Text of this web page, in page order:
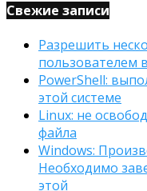
Свежие записи
Разрешить
пользователем
PowerShell:
этой системе
Linux: не
файла
Windows:
Необходимо
этой